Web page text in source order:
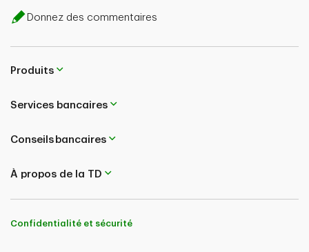
Donnez des commentaires
Produits
Services bancaires
Conseils bancaires
À propos de la TD
Confidentialité et sécurité